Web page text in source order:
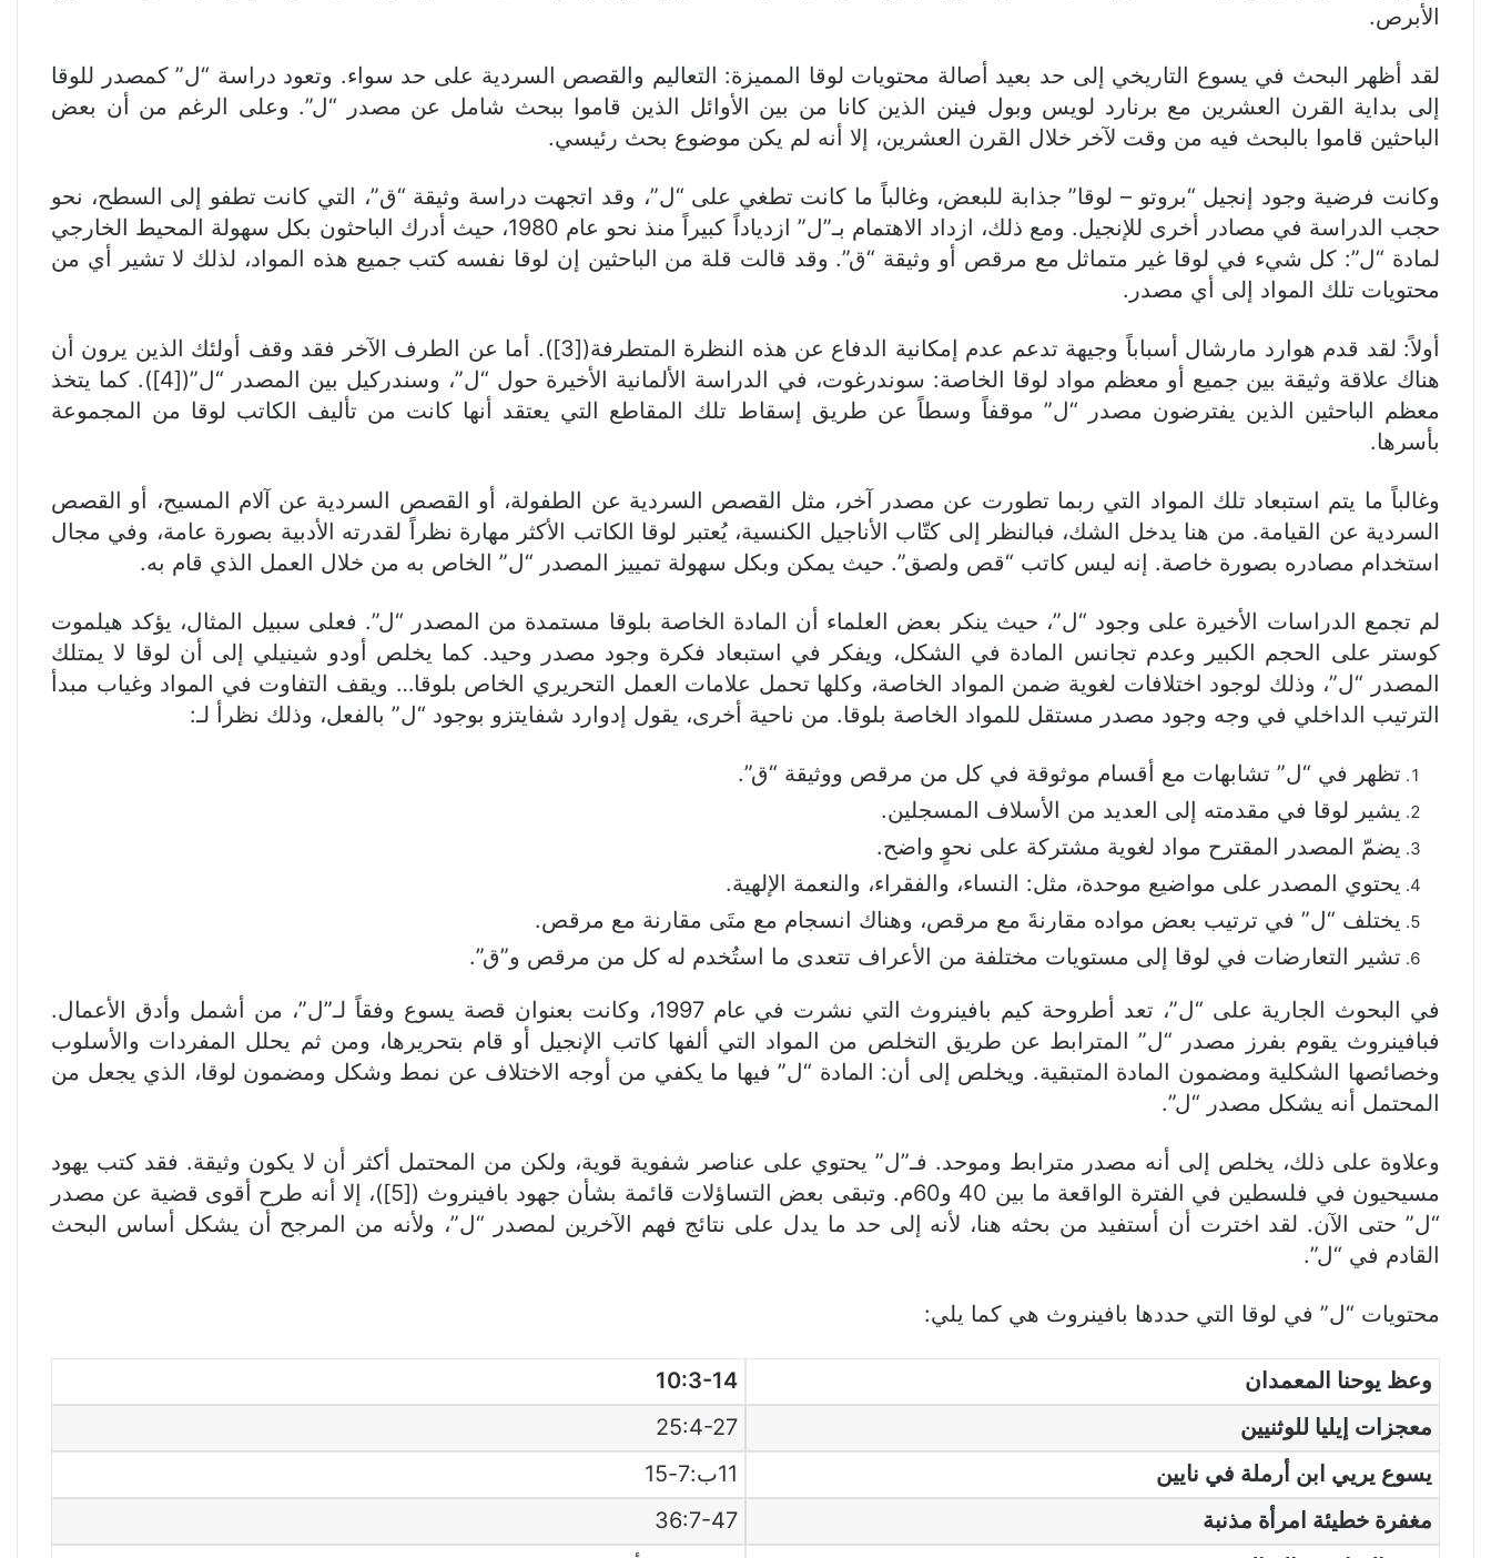
الأبرص.
لقد أظهر البحث في يسوع التاريخي إلى حد بعيد أصالة محتويات لوقا المميزة: التعاليم والقصص السردية على حد سواء. وتعود دراسة “ل” كمصدر للوقا
إلى بداية القرن العشرين مع برنارد لويس وبول فينن الذين كانا من بين الأوائل الذين قاموا ببحث شامل عن مصدر “ل”. وعلى الرغم من أن بعض
الباحثين قاموا بالبحث فيه من وقت لآخر خلال القرن العشرين، إلا أنه لم يكن موضوع بحث رئيسي.
وكانت فرضية وجود إنجيل “بروتو – لوقا” جذابة للبعض، وغالباً ما كانت تطغي على “ل”، وقد اتجهت دراسة وثيقة “ق”، التي كانت تطفو إلى السطح، نحو
حجب الدراسة في مصادر أخرى للإنجيل. ومع ذلك، ازداد الاهتمام بـ”ل” ازدياداً كبيراً منذ نحو عام 1980، حيث أدرك الباحثون بكل سهولة المحيط الخارجي
لمادة “ل”: كل شيء في لوقا غير متماثل مع مرقص أو وثيقة “ق”. وقد قالت قلة من الباحثين إن لوقا نفسه كتب جميع هذه المواد، لذلك لا تشير أي من
محتويات تلك المواد إلى أي مصدر.
أولاً: لقد قدم هوارد مارشال أسباباً وجيهة تدعم عدم إمكانية الدفاع عن هذه النظرة المتطرفة([3]). أما عن الطرف الآخر فقد وقف أولئك الذين يرون أن
هناك علاقة وثيقة بين جميع أو معظم مواد لوقا الخاصة: سوندرغوت، في الدراسة الألمانية الأخيرة حول “ل”، وسندركيل بين المصدر “ل”([4]). كما يتخذ
معظم الباحثين الذين يفترضون مصدر “ل” موقفاً وسطاً عن طريق إسقاط تلك المقاطع التي يعتقد أنها كانت من تأليف الكاتب لوقا من المجموعة
بأسرها.
وغالباً ما يتم استبعاد تلك المواد التي ربما تطورت عن مصدر آخر، مثل القصص السردية عن الطفولة، أو القصص السردية عن آلام المسيح، أو القصص
السردية عن القيامة. من هنا يدخل الشك، فبالنظر إلى كتّاب الأناجيل الكنسية، يُعتبر لوقا الكاتب الأكثر مهارة نظراً لقدرته الأدبية بصورة عامة، وفي مجال
استخدام مصادره بصورة خاصة. إنه ليس كاتب “قص ولصق”. حيث يمكن وبكل سهولة تمييز المصدر “ل” الخاص به من خلال العمل الذي قام به.
لم تجمع الدراسات الأخيرة على وجود “ل”، حيث ينكر بعض العلماء أن المادة الخاصة بلوقا مستمدة من المصدر “ل”. فعلى سبيل المثال، يؤكد هيلموت
كوستر على الحجم الكبير وعدم تجانس المادة في الشكل، ويفكر في استبعاد فكرة وجود مصدر وحيد. كما يخلص أودو شينيلي إلى أن لوقا لا يمتلك
المصدر “ل”، وذلك لوجود اختلافات لغوية ضمن المواد الخاصة، وكلها تحمل علامات العمل التحريري الخاص بلوقا… ويقف التفاوت في المواد وغياب مبدأ
الترتيب الداخلي في وجه وجود مصدر مستقل للمواد الخاصة بلوقا. من ناحية أخرى، يقول إدوارد شفايتزو بوجود “ل” بالفعل، وذلك نظرأ لـ:
تظهر في “ل” تشابهات مع أقسام موثوقة في كل من مرقص ووثيقة “ق”.
يشير لوقا في مقدمته إلى العديد من الأسلاف المسجلين.
يضمّ المصدر المقترح مواد لغوية مشتركة على نحوٍ واضح.
يحتوي المصدر على مواضيع موحدة، مثل: النساء، والفقراء، والنعمة الإلهية.
يختلف “ل” في ترتيب بعض مواده مقارنةَ مع مرقص، وهناك انسجام مع متَى مقارنة مع مرقص.
تشير التعارضات في لوقا إلى مستويات مختلفة من الأعراف تتعدى ما استُخدم له كل من مرقص و”ق”.
في البحوث الجارية على “ل”، تعد أطروحة كيم بافينروث التي نشرت في عام 1997، وكانت بعنوان قصة يسوع وفقاً لـ”ل”، من أشمل وأدق الأعمال.
فبافينروث يقوم بفرز مصدر “ل” المترابط عن طريق التخلص من المواد التي ألفها كاتب الإنجيل أو قام بتحريرها، ومن ثم يحلل المفردات والأسلوب
وخصائصها الشكلية ومضمون المادة المتبقية. ويخلص إلى أن: المادة “ل” فيها ما يكفي من أوجه الاختلاف عن نمط وشكل ومضمون لوقا، الذي يجعل من
المحتمل أنه يشكل مصدر “ل”.
وعلاوة على ذلك، يخلص إلى أنه مصدر مترابط وموحد. فـ”ل” يحتوي على عناصر شفوية قوية، ولكن من المحتمل أكثر أن لا يكون وثيقة. فقد كتب يهود
مسيحيون في فلسطين في الفترة الواقعة ما بين 40 و60م. وتبقى بعض التساؤلات قائمة بشأن جهود بافينروث ([5])، إلا أنه طرح أقوى قضية عن مصدر
“ل” حتى الآن. لقد اخترت أن أستفيد من بحثه هنا، لأنه إلى حد ما يدل على نتائج فهم الآخرين لمصدر “ل”، ولأنه من المرجح أن يشكل أساس البحث
القادم في “ل”.
محتويات “ل” في لوقا التي حددها بافينروث هي كما يلي:
وعظ يوحنا المعمدان
10:3-14
معجزات إيليا للوثنيين
25:4-27
يسوع يريي ابن أرملة في نايين
11ب:7-15
مغفرة خطيئة امرأة مذنبة
36:7-47